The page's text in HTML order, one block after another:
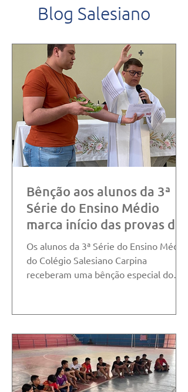
Blog Salesiano
Bênção aos alunos da 3ª
Série do Ensino Médio
marca início das provas dos
vestibulares do mês de
novembro
Os alunos da 3ª Série do Ensino Médio
do Colégio Salesiano Carpina
receberam uma bênção especial do
vestibulares neste mês de novembro.
O momento de oração, reflexão e
esperança foi um convite à confiança
em Deus e à serenidade diante dos
desafios dessa etapa tão importante.
Simbolizando também todo o apoio da